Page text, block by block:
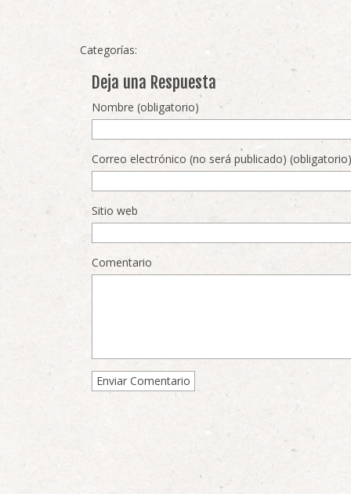
Categorías:
Deja una Respuesta
Nombre (obligatorio)
Correo electrónico (no será publicado) (obligatorio)
Sitio web
Comentario